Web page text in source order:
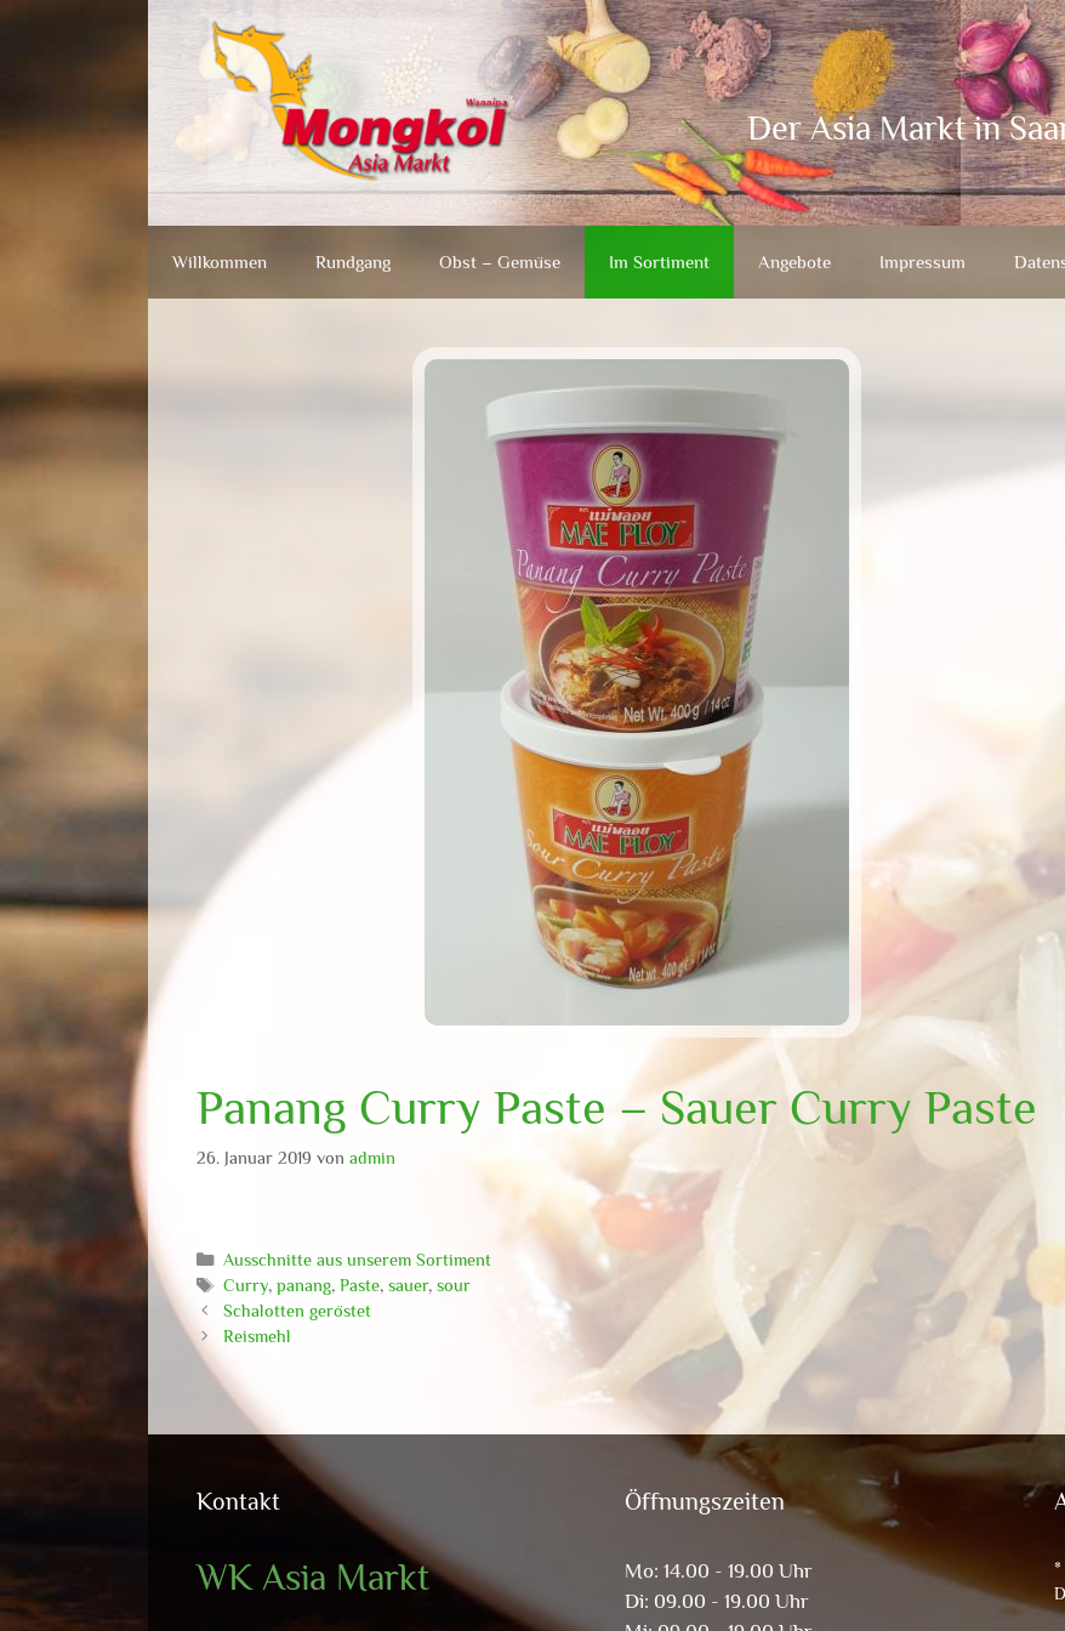
Der Asia Markt in
Willkommen Rundgang Obst – Gemüse Im Sortiment Angebote Impressum
Panang Curry Paste – Sauer Curry Paste
26. Januar 2019 von admin
Kategorien
Ausschnitte aus unserem Sortiment
Schlagwörter
Curry, panang, Paste, sauer, sour
Schalotten geröstet
Reismehl
Kontakt
WK Asia Markt
Öffnungszeiten
Mo: 14.00 - 19.00 Uhr
Di: 09.00 - 19.00 Uhr
*